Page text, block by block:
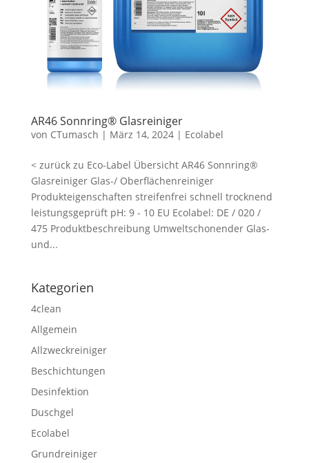
AR46 Sonnring® Glasreiniger
von CTumasch | März 14, 2024| Ecolabel
< zurück zu Eco-Label Übersicht AR46 Sonnring®
Glasreiniger Glas-/ Oberflächenreiniger
Produkteigenschaften streifenfrei schnell trocknend
leistungsgeprüft pH: 9 - 10 EU Ecolabel: DE / 020 /
475 Produktbeschreibung Umweltschonender Glas-
und...
Kategorien
4clean
Allgemein
Allzweckreiniger
Beschichtungen
Desinfektion
Duschgel
Ecolabel
Grundreiniger